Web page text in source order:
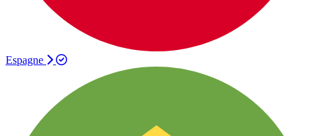
Espagne